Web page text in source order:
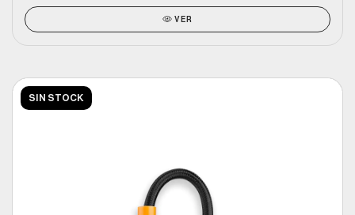
VER
SIN STOCK